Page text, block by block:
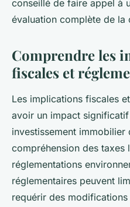
conseillé de faire appel à
évaluation complète de
Comprendre les
fiscales et
Les implications fiscales
avoir un impact
investissement
compréhension des taxes
réglementations
réglementaires peuvent
requérir des